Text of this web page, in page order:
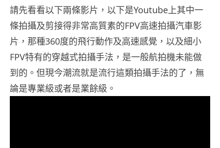
請先看看以下兩條影片，以下是Youtube上其中一
條拍攝及剪接得非常高質素的FPV高速拍攝汽車影
片，那種360度的飛行動作及高速感覺，以及細小
FPV特有的穿越式拍攝手法，是一般航拍機未能做
到的。但現今潮流就是流行這類拍攝手法的了，無
論是專業級或者是業餘級。